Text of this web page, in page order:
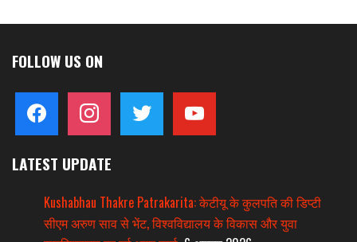
FOLLOW US ON
facebook instagram twitter youtube
LATEST UPDATE
Kushabhau Thakre Patrakarita: केटीयू के कुलपति की डिप्टी
सीएम अरुण साव से भेंट, विश्वविद्यालय के विकास और युवा